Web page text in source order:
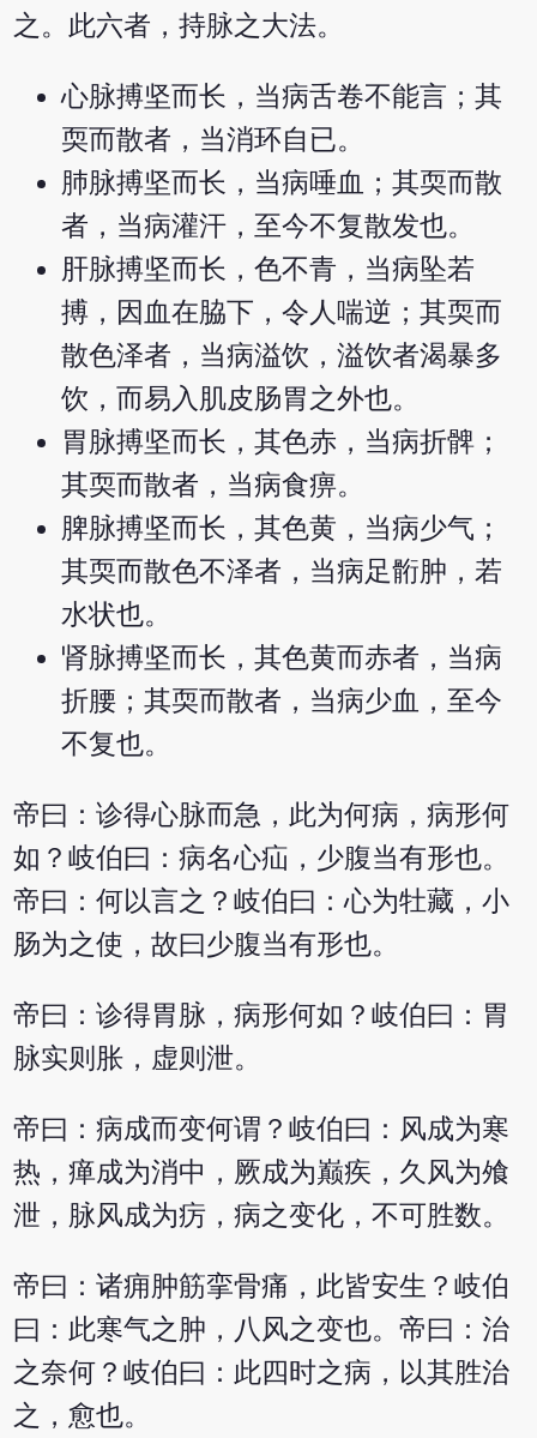
之。此六者，持脉之大法。
心脉搏坚而长，当病舌卷不能言；其
耎而散者，当消环自已。
肺脉搏坚而长，当病唾血；其耎而散
者，当病灌汗，至今不复散发也。
肝脉搏坚而长，色不青，当病坠若
搏，因血在脇下，令人喘逆；其耎而
散色泽者，当病溢饮，溢饮者渴暴多
饮，而易入肌皮肠胃之外也。
胃脉搏坚而长，其色赤，当病折髀；
其耎而散者，当病食痹。
脾脉搏坚而长，其色黄，当病少气；
其耎而散色不泽者，当病足䯒肿，若
水状也。
肾脉搏坚而长，其色黄而赤者，当病
折腰；其耎而散者，当病少血，至今
不复也。
帝曰：诊得心脉而急，此为何病，病形何
如？岐伯曰：病名心疝，少腹当有形也。
帝曰：何以言之？岐伯曰：心为牡藏，小
肠为之使，故曰少腹当有形也。
帝曰：诊得胃脉，病形何如？岐伯曰：胃
脉实则胀，虚则泄。
帝曰：病成而变何谓？岐伯曰：风成为寒
热，瘅成为消中，厥成为巅疾，久风为飧
泄，脉风成为疠，病之变化，不可胜数。
帝曰：诸痈肿筋挛骨痛，此皆安生？岐伯
曰：此寒气之肿，八风之变也。帝曰：治
之奈何？岐伯曰：此四时之病，以其胜治
之，愈也。